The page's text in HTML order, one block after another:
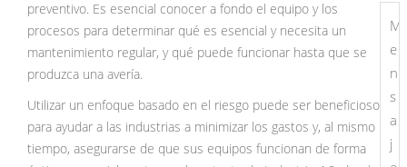
preventivo. Es esencial conocer a fondo el equipo y los
procesos para determinar qué es esencial y necesita un
mantenimiento regular, y qué puede funcionar hasta que se
produzca una avería.
Utilizar un enfoque basado en el riesgo puede ser beneficioso
para ayudar a las industrias a minimizar los gastos y, al mismo
tiempo, asegurarse de que sus equipos funcionan de forma